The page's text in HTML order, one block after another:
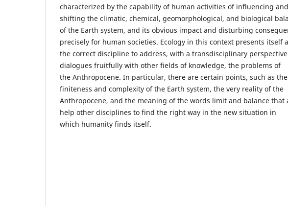
characterized by the capability of human activities of influencing and
shifting the climatic, chemical, geomorphological, and biological
of the Earth system, and its obvious impact and disturbing
precisely for human societies. Ecology in this context presents itself
the correct discipline to address, with a transdisciplinary
dialogues fruitfully with other fields of knowledge, the problems of
the Anthropocene. In particular, there are certain points, such as the
finiteness and complexity of the Earth system, the very reality of the
Anthropocene, and the meaning of the words limit and balance that
help other disciplines to find the right way in the new situation in
which humanity finds itself.